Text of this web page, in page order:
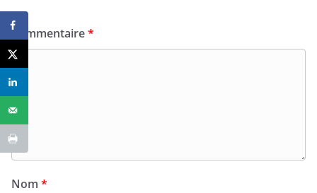
Commentaire*
Nom *